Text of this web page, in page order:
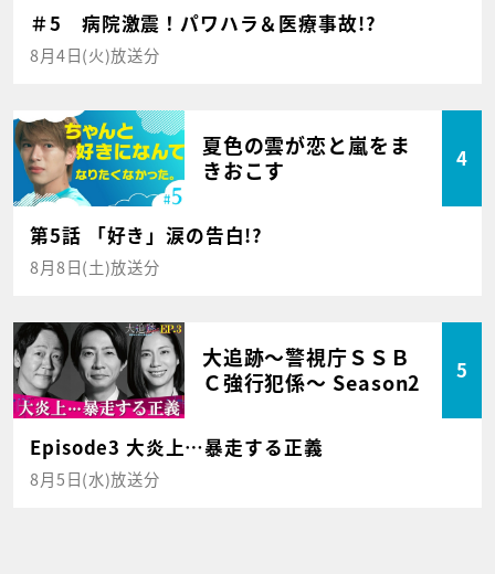
＃5 病院激震！パワハラ＆医療事故!?
8月4日(火)放送分
夏色の雲が恋と嵐をま
きおこす
4
第5話 「好き」涙の告白!?
8月8日(土)放送分
大追跡～警視庁ＳＳＢ
Ｃ強行犯係～ Season2
5
Episode3 大炎上…暴走する正義
8月5日(水)放送分